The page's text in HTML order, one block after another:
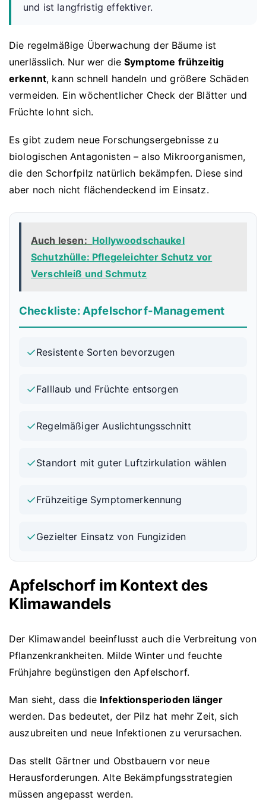
und ist langfristig effektiver.
Die regelmäßige Überwachung der Bäume ist
unerlässlich. Nur wer dieSymptome frühzeitig
erkennt, kann schnell handeln und größere Schäden
vermeiden. Ein wöchentlicher Check der Blätter und
Früchte lohnt sich.
Es gibt zudem neue Forschungsergebnisse zu
biologischen Antagonisten – also Mikroorganismen,
die den Schorfpilz natürlich bekämpfen. Diese sind
aber noch nicht flächendeckend im Einsatz.
Auch lesen: Hollywoodschaukel
Schutzhülle: Pflegeleichter Schutz vor
Verschleiß und Schmutz
Checkliste: Apfelschorf-Management
✓Resistente Sorten bevorzugen
✓Falllaub und Früchte entsorgen
✓Regelmäßiger Auslichtungsschnitt
✓Standort mit guter Luftzirkulation wählen
✓Frühzeitige Symptomerkennung
✓Gezielter Einsatz von Fungiziden
Apfelschorf im Kontext des
Klimawandels
Der Klimawandel beeinflusst auch die Verbreitung von
Pflanzenkrankheiten. Milde Winter und feuchte
Frühjahre begünstigen den Apfelschorf.
Man sieht, dass die Infektionsperioden länger
werden. Das bedeutet, der Pilz hat mehr Zeit, sich
auszubreiten und neue Infektionen zu verursachen.
Das stellt Gärtner und Obstbauern vor neue
Herausforderungen. Alte Bekämpfungsstrategien
müssen angepasst werden.